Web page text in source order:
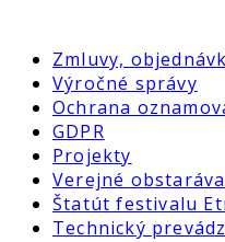
Zmluvy,
Výročné správy
Ochrana
GDPR
Projekty
Verejné
Štatút festivalu
Technický